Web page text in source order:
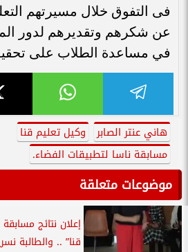
فى التفوق خلال مسيرتهم
عن شكرهم وتقديرهم لدور
في مساعدة الطلاب على
هاني عنتر الصابر
وكيل تعليم قنا
مسابقة ناسا لتطبيقات الفضاء.
موضوعات متعلقة
إعلان نتائج
قنا” .. والطالبة